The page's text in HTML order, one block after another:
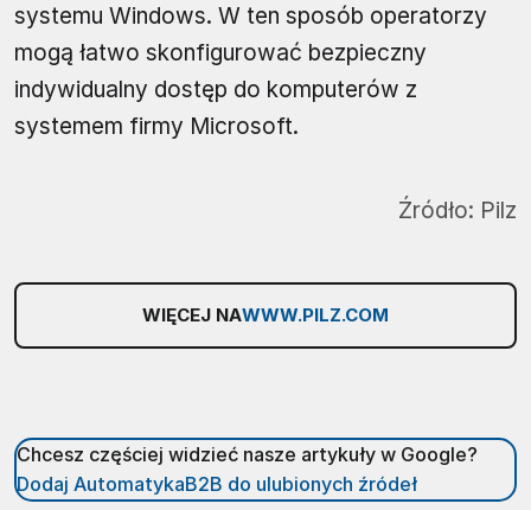
systemu Windows. W ten sposób operatorzy
mogą łatwo skonfigurować bezpieczny
indywidualny dostęp do komputerów z
systemem firmy Microsoft.
Źródło: Pilz
WIĘCEJ NAWWW.PILZ.COM
Chcesz częściej widzieć nasze artykuły w Google?
Dodaj AutomatykaB2B do ulubionych źródeł